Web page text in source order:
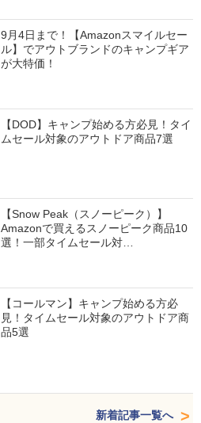
9月4日まで！【Amazonスマイルセー
ル】でアウトブランドのキャンプギア
が大特価！
【DOD】キャンプ始める方必見！タイ
ムセール対象のアウトドア商品7選
【Snow Peak（スノーピーク）】
Amazonで買えるスノーピーク商品10
選！一部タイムセール対…
【コールマン】キャンプ始める方必
見！タイムセール対象のアウトドア商
品5選
新着記事一覧へ